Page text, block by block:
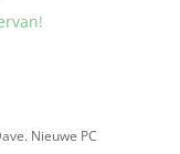
Nieuwe PC